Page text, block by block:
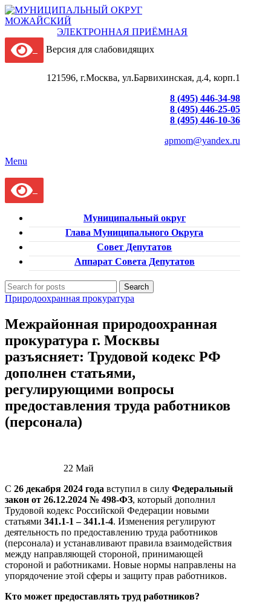
ЭЛЕКТРОННАЯ ПРИЁМНАЯ
Версия для слабовидящих
121596, г.Москва, ул.Барвихинская, д.4, корп.1
8 (495) 446-34-98
8 (495) 446-25-05
8 (495) 446-10-36
apmom@yandex.ru
Menu
Муниципальный округ
Глава Муниципального Округа
Совет Депутатов
Аппарат Совета Депутатов
Search
Природоохранная прокуратура
Межрайонная природоохранная
прокуратура г. Москвы
разъясняет: Трудовой кодекс РФ
дополнен статьями,
регулирующими вопросы
предоставления труда работников
(персонала)
22Май
С 26 декабря 2024 года вступил в силу Федеральный
закон от 26.12.2024 № 498-ФЗ, который дополнил
Трудовой кодекс Российской Федерации новыми
статьями 341.1-1 – 341.1-4. Изменения регулируют
деятельность по предоставлению труда работников
(персонала) и устанавливают правила взаимодействия
между направляющей стороной, принимающей
стороной и работниками. Новые нормы направлены на
упорядочение этой сферы и защиту прав работников.
Кто может предоставлять труд работников?